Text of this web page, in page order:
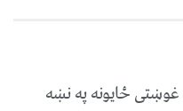
غوښتى ځایونه په نښه